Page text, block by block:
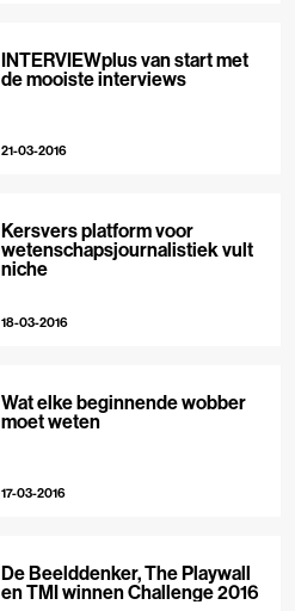
INTERVIEWplus van start met
de mooiste interviews
21-03-2016
Kersvers platform voor
wetenschapsjournalistiek vult
niche
18-03-2016
Wat elke beginnende wobber
moet weten
17-03-2016
De Beelddenker, The Playwall
en TMI winnen Challenge 2016